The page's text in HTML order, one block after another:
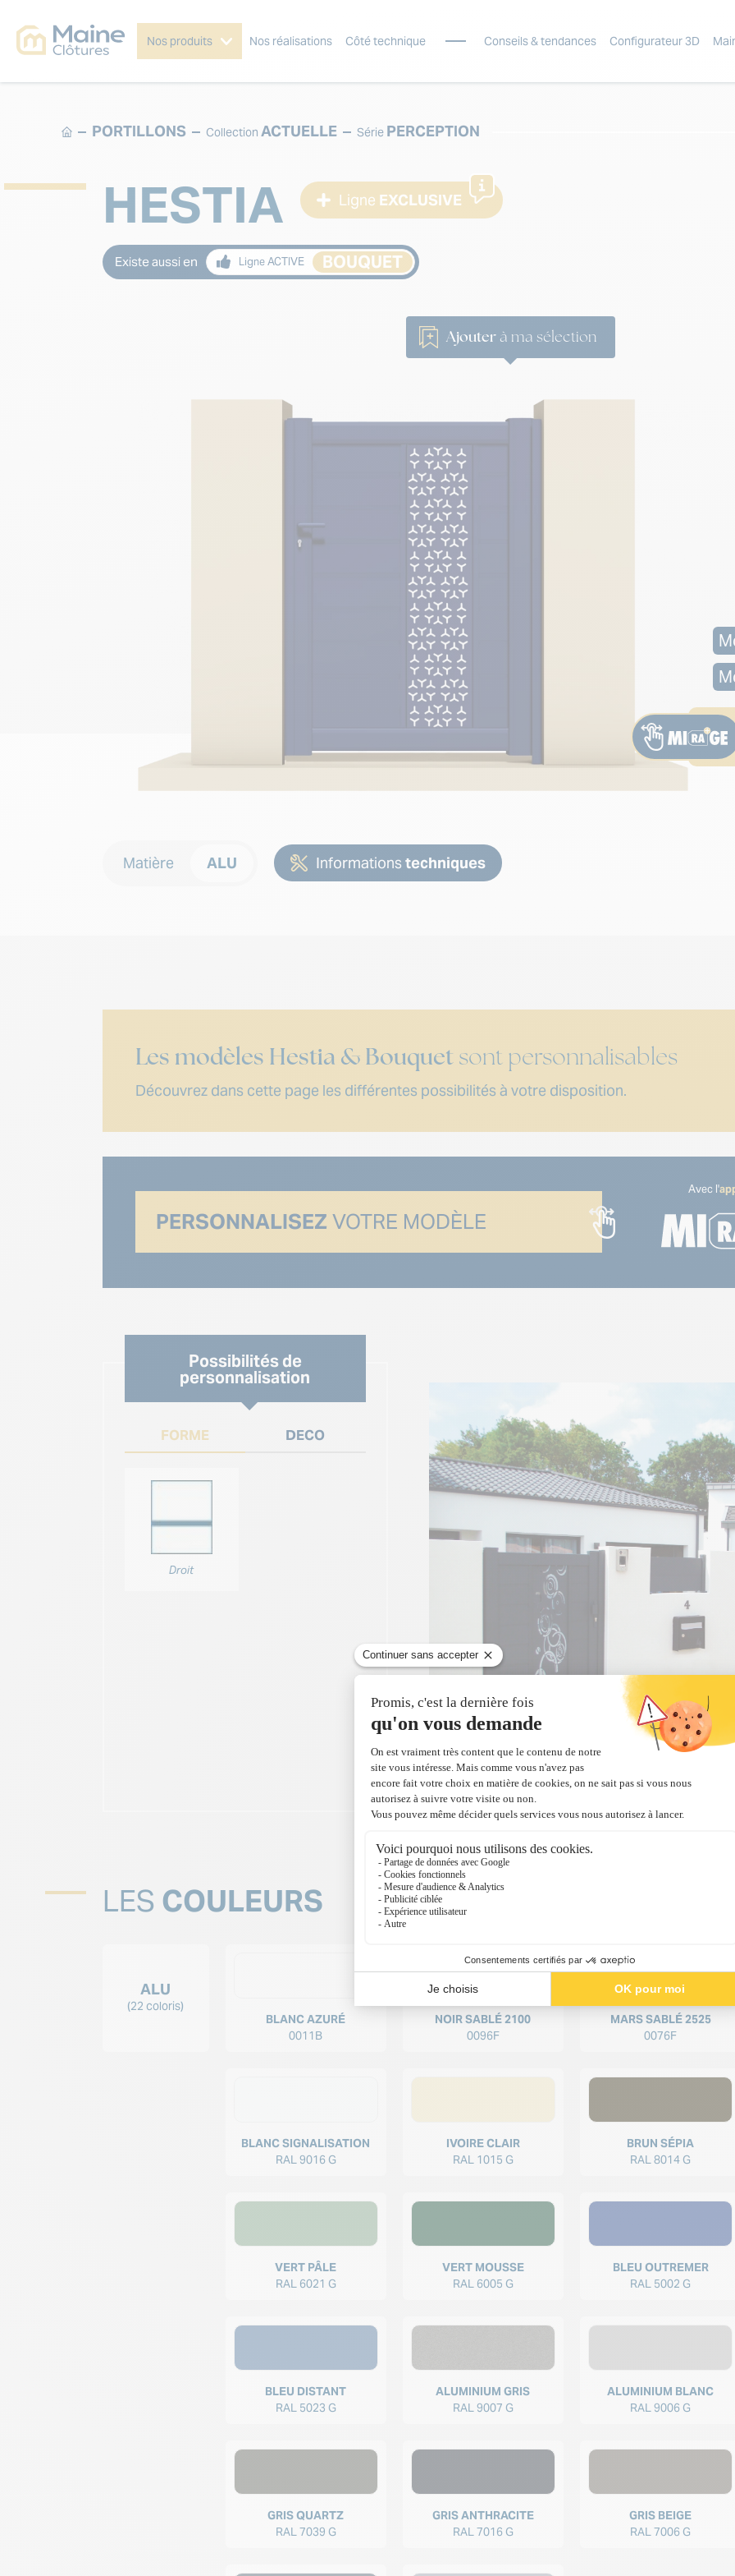
Nos produits Nos réalisations Côté technique Conseils & tendances Configurateur 3D
PORTILLONS Collection ACTUELLE Série PERCEPTION
HESTIA Ligne EXCLUSIVE
Existe aussi en Ligne ACTIVE BOUQUET
Ajouterà ma sélection
Matière ALU Informations techniques
Les modèles Hestia & Bouquetsont personnalisables
Découvrez dans cette page les différentes possibilités à votre disposition.
PERSONNALISEZ VOTRE MODÈLE
Avec l'
Possibilités de
personnalisation
FORME DECO
Droit
Portillon et portail coulissant BOUQUET avec
LES COULEURS
ALU
(22 coloris)
BLANC AZURÉ
0011B
NOIR SABLÉ 2100
0096F
MARS SABLÉ 2525
0076F
BLANC SIGNALISATION
RAL 9016 G
IVOIRE CLAIR
RAL 1015 G
BRUN SÉPIA
RAL 8014 G
VERT PÂLE
RAL 6021 G
VERT MOUSSE
RAL 6005 G
BLEU OUTREMER
RAL 5002 G
BLEU DISTANT
RAL 5023 G
ALUMINIUM GRIS
RAL 9007 G
ALUMINIUM BLANC
RAL 9006 G
GRIS QUARTZ
RAL 7039 G
GRIS ANTHRACITE
RAL 7016 G
GRIS BEIGE
RAL 7006 G